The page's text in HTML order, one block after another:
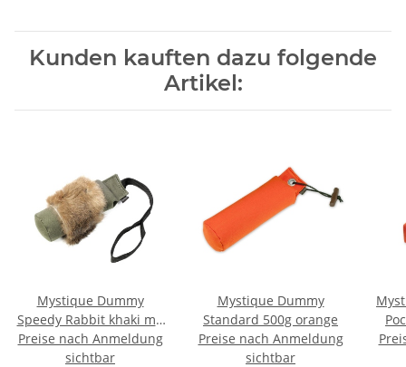
Kunden kauften dazu folgende
Artikel:
Mystique Dummy
Speedy Rabbit khaki mit
Fell 250g
Preise nach Anmeldung
sichtbar
Mystique Dummy
Standard 500g orange
Preise nach Anmeldung
sichtbar